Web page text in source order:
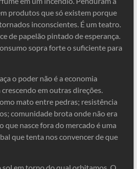
produtos que só existem porque
inconscientes. É um teatro.
de papelão pintado de esperança.
sopra forte o suficiente para
o poder não é a economia
em outras direções.
mato entre pedras; resistência
comunidade brota onde não era
que nasce fora do mercado é uma
que tenta nos convencer de que